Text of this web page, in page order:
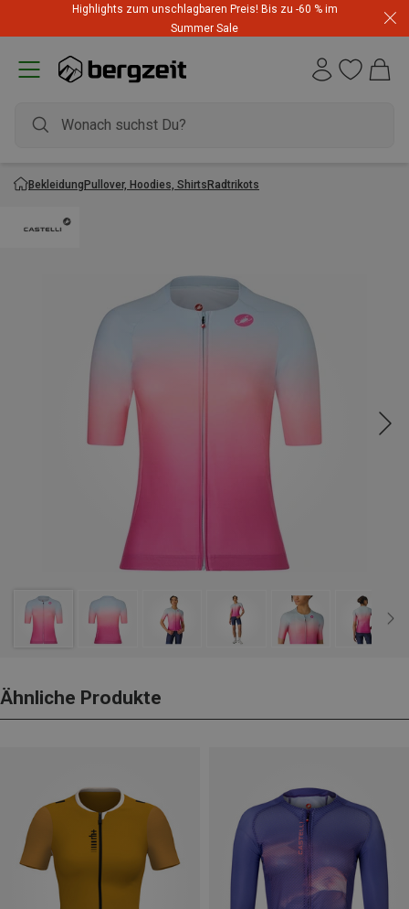
Highlights zum unschlagbaren Preis! Bis zu -60 % im
Summer Sale
BekleidungPullover, Hoodies, ShirtsRadtrikots
Ähnliche Produkte